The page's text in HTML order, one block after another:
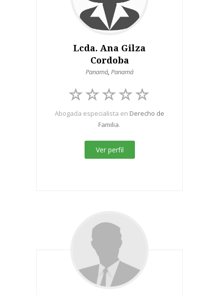
Lcda. Ana Gilza
Cordoba
Panamá, Panamá
Abogada especialista en Derecho de
Familia.
Ver perfil